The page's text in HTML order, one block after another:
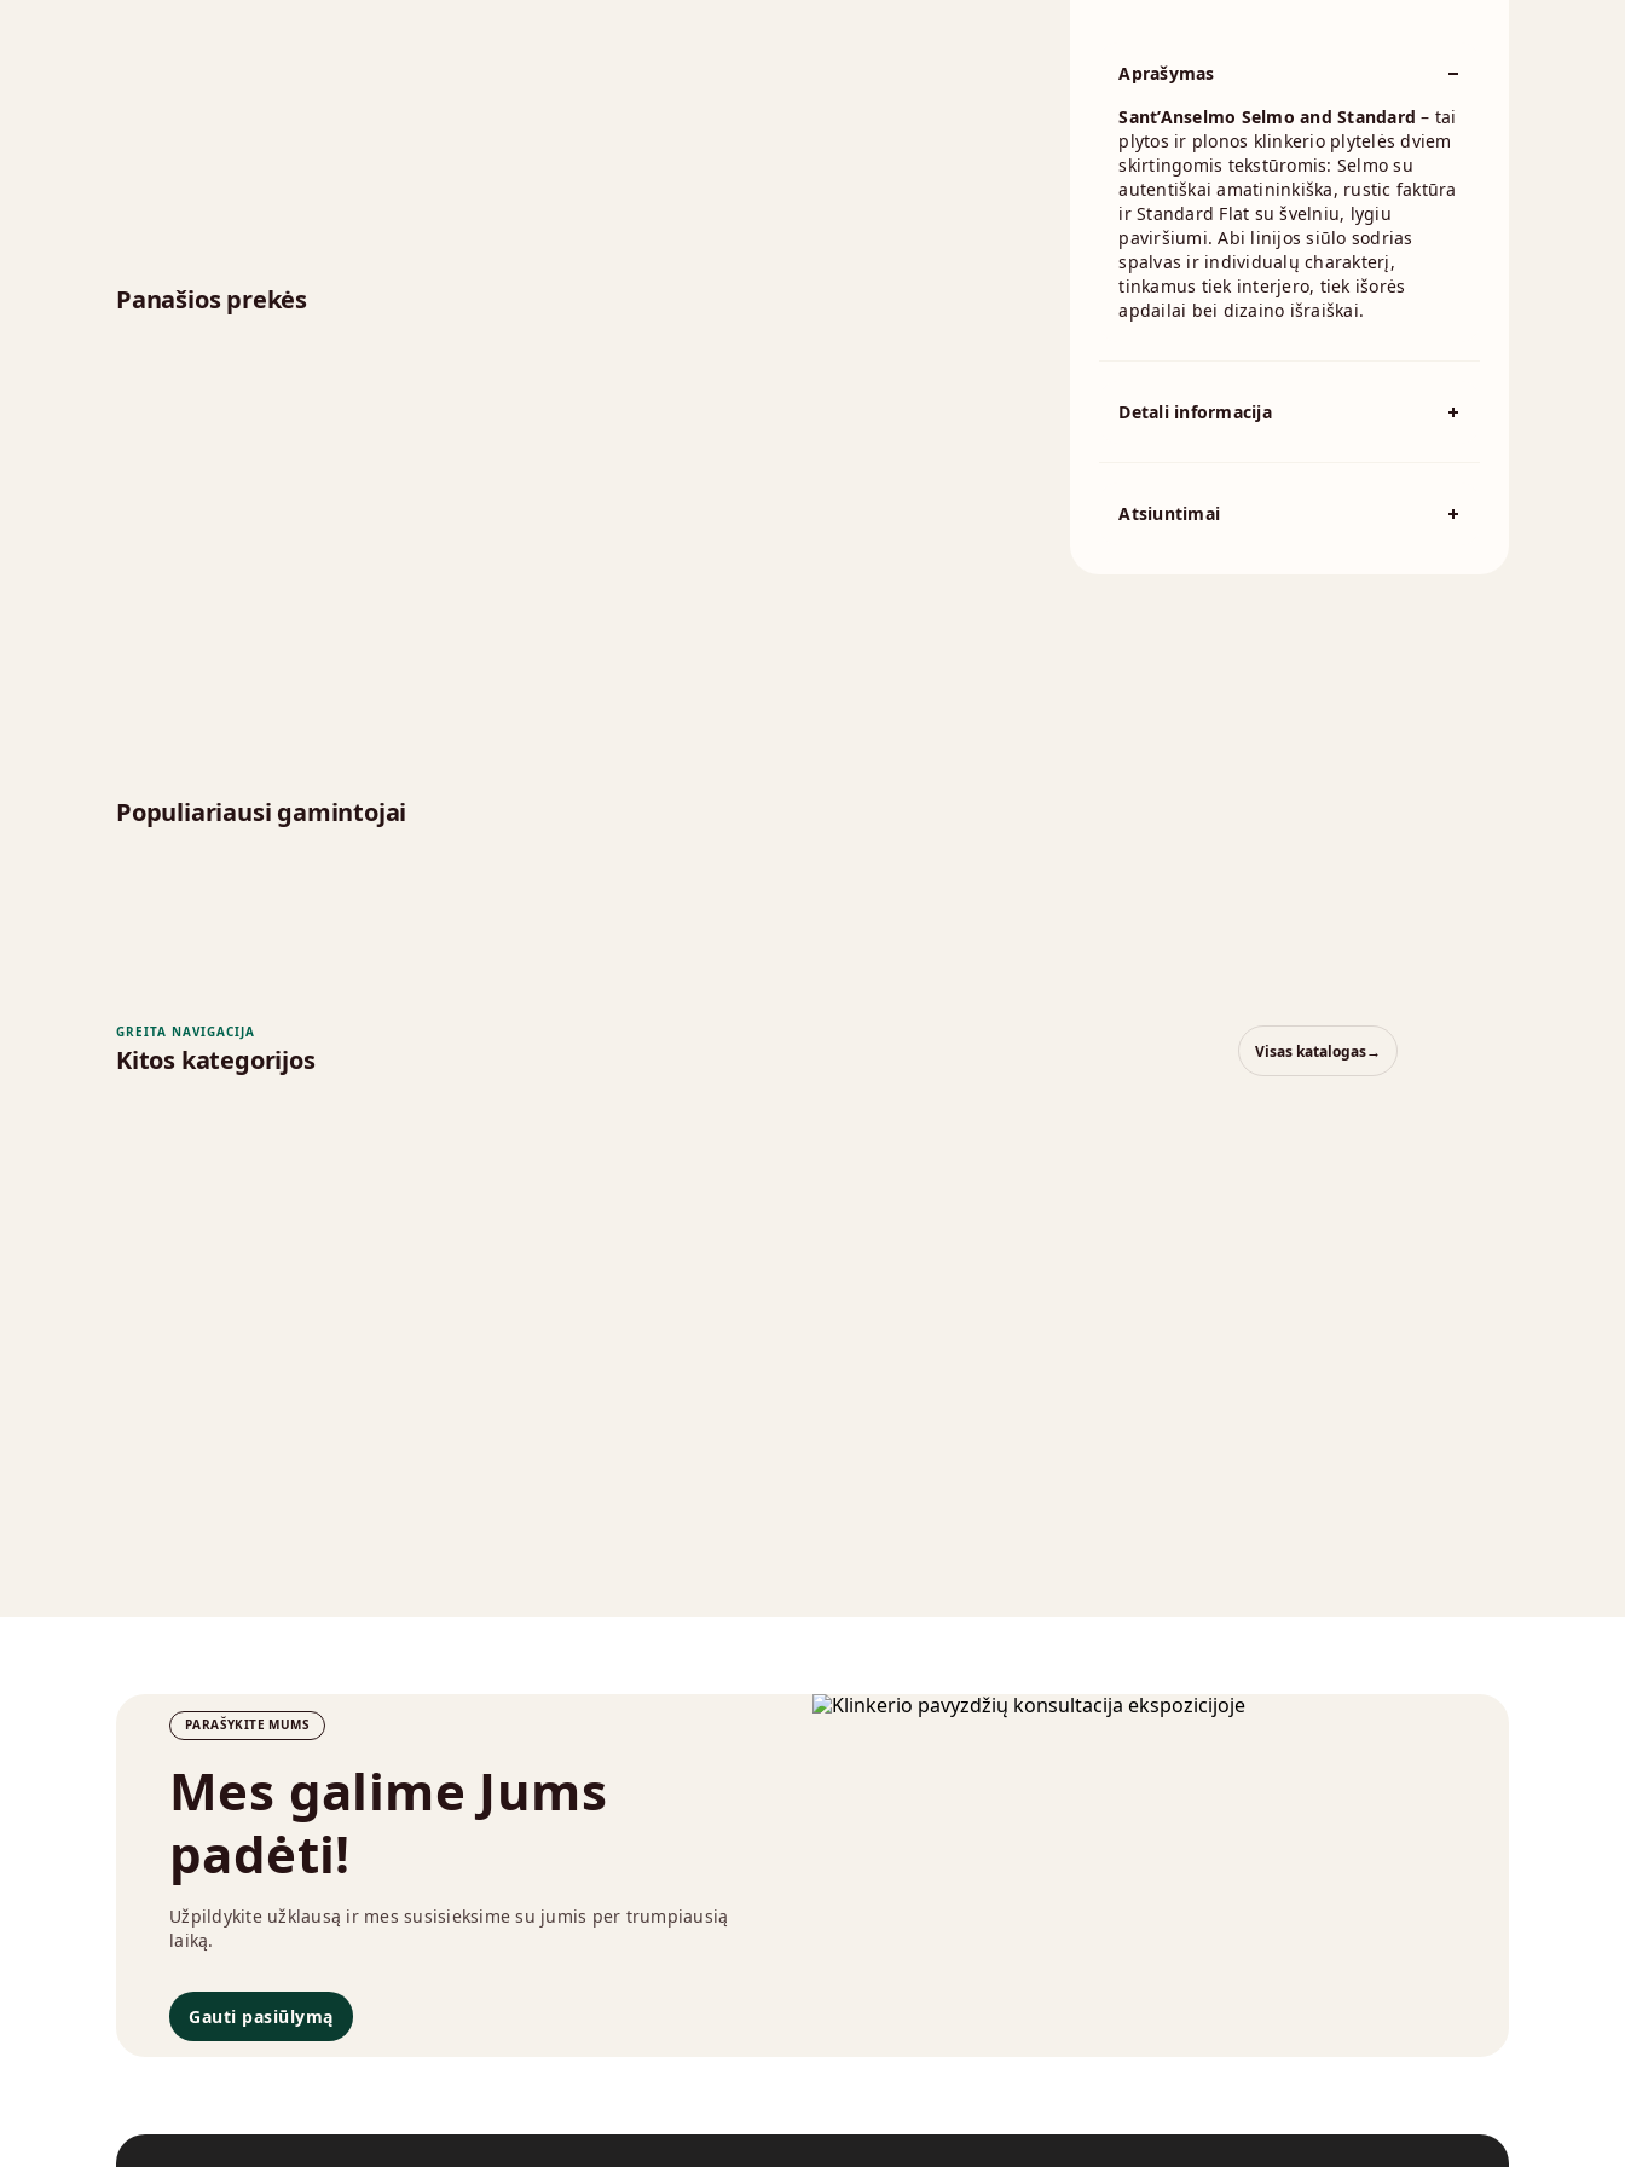
Aprašymas
Sant’Anselmo Selmo and Standard – tai
plytos ir plonos klinkerio plytelės dviem
skirtingomis tekstūromis: Selmo su
autentiškai amatininkiška, rustic faktūra
ir Standard Flat su švelniu, lygiu
paviršiumi. Abi linijos siūlo sodrias
spalvas ir individualų charakterį,
tinkamus tiek interjero, tiek išorės
apdailai bei dizaino išraiškai.
Detali informacija
Išmatavimai
Atsiuntimai
Panašios prekės
Populiariausi gamintojai
GREITA NAVIGACIJA
Kitos kategorijos Visas katalogas→
PARAŠYKITE MUMS
Mes galime Jums
padėti!
Užpildykite užklausą ir mes susisieksime su jumis per trumpiausią
laiką.
Gauti pasiūlymą